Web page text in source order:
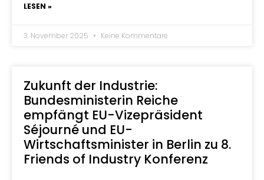
LESEN »
3. November 2025 Keine Kommentare
Zukunft der Industrie:
Bundesministerin Reiche
empfängt EU-Vizepräsident
Séjourné und EU-
Wirtschaftsminister in Berlin zu 8.
Friends of Industry Konferenz